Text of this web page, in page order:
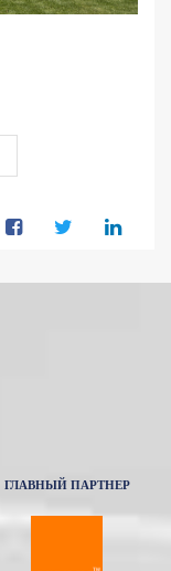
ГЛАВНЫЙ ПАРТНЕР